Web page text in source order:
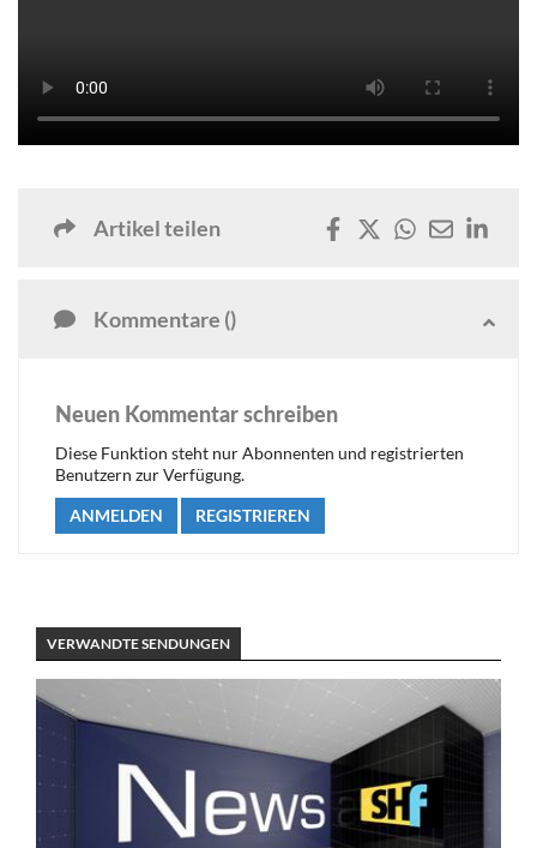
Artikel teilen
Kommentare ()
Neuen Kommentar schreiben
Diese Funktion steht nur Abonnenten und registrierten
Benutzern zur Verfügung.
ANMELDEN
REGISTRIEREN
VERWANDTE SENDUNGEN